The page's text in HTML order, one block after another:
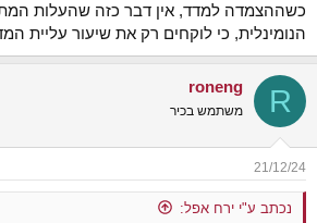
כשההצמדה למדד, אין דבר כזה שהעלות
הנומינלית, כי לוקחים רק את שיעור עליית
R
roneng
משתמש בכיר
21/12/24
נכתב ע"י ירח אפל: